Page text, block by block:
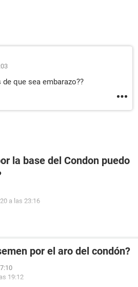
que sea embarazo??
la base del Condon puedo
a las 23:16
por el aro del condón?
19:12